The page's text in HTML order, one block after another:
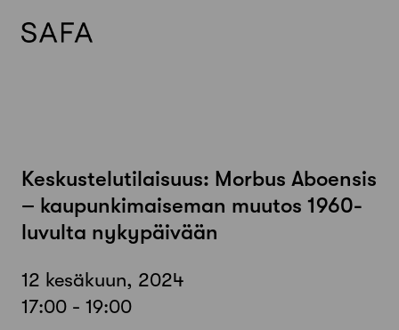
Keskustelutilaisuus: Morbus Aboensis
– kaupunkimaiseman muutos 1960-
luvulta nykypäivään
12 kesäkuun, 2024
17:00 - 19:00